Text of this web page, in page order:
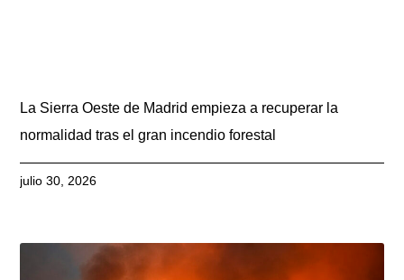
La Sierra Oeste de Madrid empieza a recuperar la
normalidad tras el gran incendio forestal
julio 30, 2026